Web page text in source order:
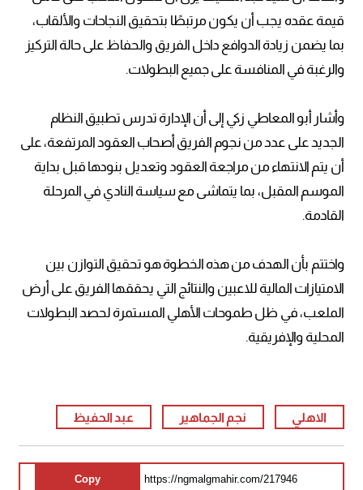
قيمة عقده يجب أن يكون مرتبطًا بتحقيق النجاحات والألقاب،
بما يضمن زيادة الدوافع داخل الفريق والحفاظ على حالة التركيز
والرغبة في المنافسة على جميع البطولات.
وأشار أبو المعاطي زكي إلى أن الإدارة تدرس تطبيق النظام
الجديد على عدد من نجوم الفريق أصحاب العقود المرتفعة، على
أن يتم الانتهاء من مراجعة العقود وتعديل بنودها قبل بداية
الموسم المقبل، بما يتماشى مع سياسة النادي في المرحلة
القادمة.
واختتم بأن الهدف من هذه الخطوة هو تحقيق التوازن بين
الامتيازات المالية للاعبين والنتائج التي يحققها الفريق على أرض
الملعب، في ظل طموحات الأهلي المستمرة لحصد البطولات
المحلية والإفريقية.
الاهلي نجم الجماهير عبد الحفيظ
Copy